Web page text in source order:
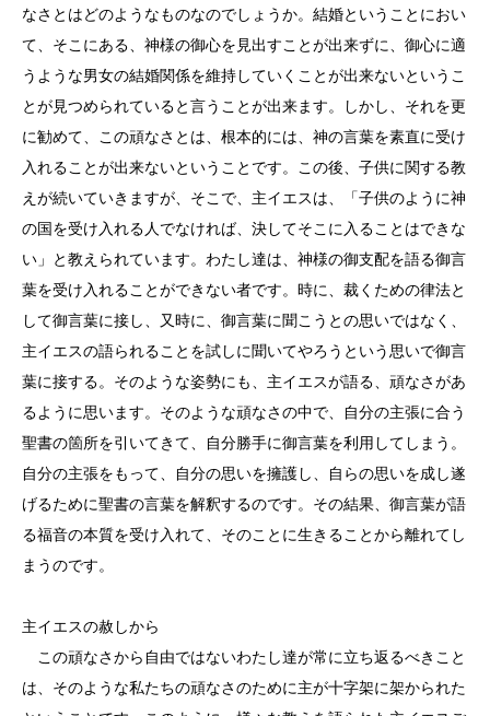
なさとはどのようなものなのでしょうか。結婚ということにおい
て、そこにある、神様の御心を見出すことが出来ずに、御心に適
うような男女の結婚関係を維持していくことが出来ないというこ
とが見つめられていると言うことが出来ます。しかし、それを更
に勧めて、この頑なさとは、根本的には、神の言葉を素直に受け
入れることが出来ないということです。この後、子供に関する教
えが続いていきますが、そこで、主イエスは、「子供のように神
の国を受け入れる人でなければ、決してそこに入ることはできな
い」と教えられています。わたし達は、神様の御支配を語る御言
葉を受け入れることができない者です。時に、裁くための律法と
して御言葉に接し、又時に、御言葉に聞こうとの思いではなく、
主イエスの語られることを試しに聞いてやろうという思いで御言
葉に接する。そのような姿勢にも、主イエスが語る、頑なさがあ
るように思います。そのような頑なさの中で、自分の主張に合う
聖書の箇所を引いてきて、自分勝手に御言葉を利用してしまう。
自分の主張をもって、自分の思いを擁護し、自らの思いを成し遂
げるために聖書の言葉を解釈するのです。その結果、御言葉が語
る福音の本質を受け入れて、そのことに生きることから離れてし
まうのです。
主イエスの赦しから
この頑なさから自由ではないわたし達が常に立ち返るべきこと
は、そのような私たちの頑なさのために主が十字架に架かられた